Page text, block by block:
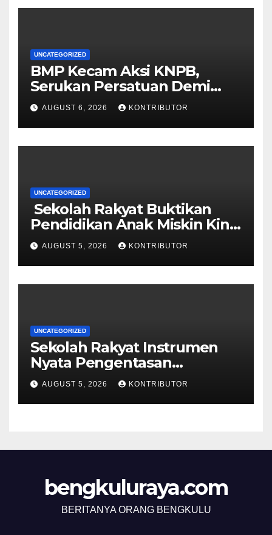
UNCATEGORIZED
BMP Kecam Aksi KNPB,
Serukan Persatuan Demi
Papua yang Kondusif
AUGUST 6, 2026 KONTRIBUTOR
UNCATEGORIZED
Sekolah Rakyat Buktikan
Pendidikan Anak Miskin Kini
Menjadi Prioritas Negara
AUGUST 5, 2026 KONTRIBUTOR
UNCATEGORIZED
Sekolah Rakyat Instrumen
Nyata Pengentasan
Kemiskinan Antargenerasi
AUGUST 5, 2026 KONTRIBUTOR
bengkuluraya.com
BERITANYA ORANG BENGKULU